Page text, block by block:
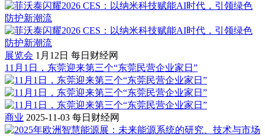
展览会 1月12日 每日财经网
11月1日，东莞迎来第三个“东莞民营企业家日”
商业 2025-11-03 每日财经网